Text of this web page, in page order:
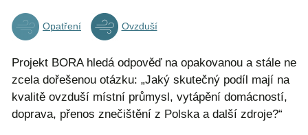
Opatření Ovzduší
Projekt BORA hledá odpověď na opakovanou a stále ne
zcela dořešenou otázku: „Jaký skutečný podíl mají na
kvalitě ovzduší místní průmysl, vytápění domácností,
doprava, přenos znečištění z Polska a další zdroje?“